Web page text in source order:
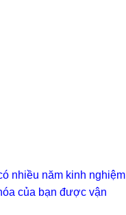
nhiều năm kinh nghiệm
của bạn được vận